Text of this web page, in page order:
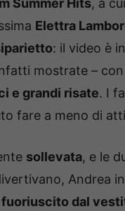
Elettra
: il video è
mostrate –
e grandi risate. I
fare a meno di
sollevata, e le
Andrea
fuoriuscito dal